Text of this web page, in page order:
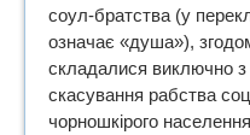
соул-братства (у
означає «душа»),
складалися виключно з
скасування рабства
чорношкірого